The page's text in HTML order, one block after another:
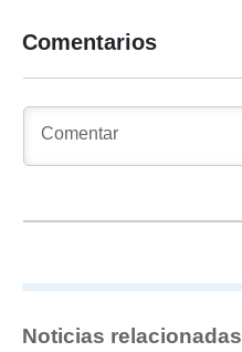
Comentarios
Noticias relacionadas